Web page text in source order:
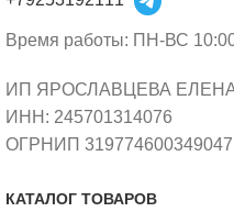
Время работы: ПН-ВС
ИП ЯРОСЛАВЦЕВА
ИНН: 245701314076
ОГРНИП 319774600349047
КАТАЛОГ ТОВАРОВ